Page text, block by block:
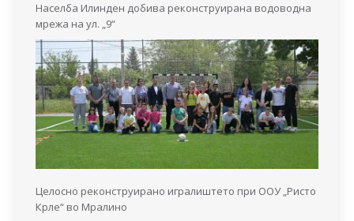
Населба Илинден добива реконструирана водоводна
мрежа на ул. „9“
Целосно реконструирано игралиштето при ООУ „Ристо
Крле“ во Мралино